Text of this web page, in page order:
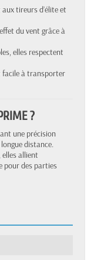
tireurs d’élite et
du vent grâce à
elles respectent
facile à transporter
?
une précision
distance.
allient
pour des parties